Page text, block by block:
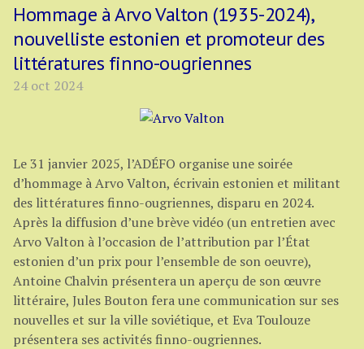
Hommage à Arvo Valton (1935-2024),
nouvelliste estonien et promoteur des
littératures finno-ougriennes
24 oct 2024
Le 31 janvier 2025, l’ADÉFO organise une soirée
d’hommage à Arvo Valton, écrivain estonien et militant
des littératures finno-ougriennes, disparu en 2024.
Après la diffusion d’une brève vidéo (un entretien avec
Arvo Valton à l’occasion de l’attribution par l’État
estonien d’un prix pour l’ensemble de son oeuvre),
Antoine Chalvin présentera un aperçu de son œuvre
littéraire, Jules Bouton fera une communication sur ses
nouvelles et sur la ville soviétique, et Eva Toulouze
présentera ses activités finno-ougriennes.